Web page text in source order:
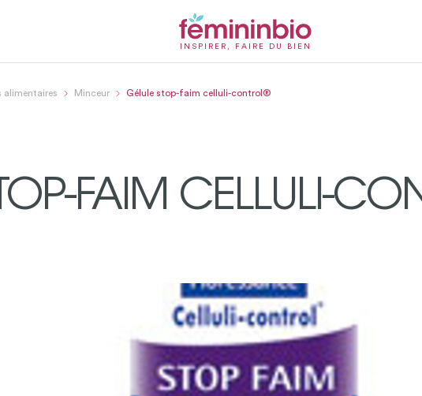
INSPIRER, FAIRE DU BIEN
alimentaires Minceur Gélule stop-faim celluli-control®
FAIM CELLULI-